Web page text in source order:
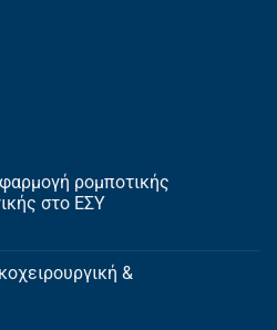
ρομποτικής
στο ΕΣΥ
&